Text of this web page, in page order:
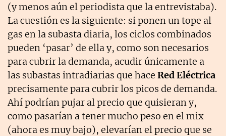
(y menos aún el periodista que la entrevistaba).
La cuestión es la siguiente: si ponen un tope al
gas en la subasta diaria, los ciclos combinados
pueden ‘pasar’ de ella y, como son necesarios
para cubrir la demanda, acudir únicamente a
las subastas intradiarias que hace Red Eléctrica
precisamente para cubrir los picos de demanda.
Ahí podrían pujar al precio que quisieran y,
como pasarían a tener mucho peso en el mix
(ahora es muy bajo), elevarían el precio que se